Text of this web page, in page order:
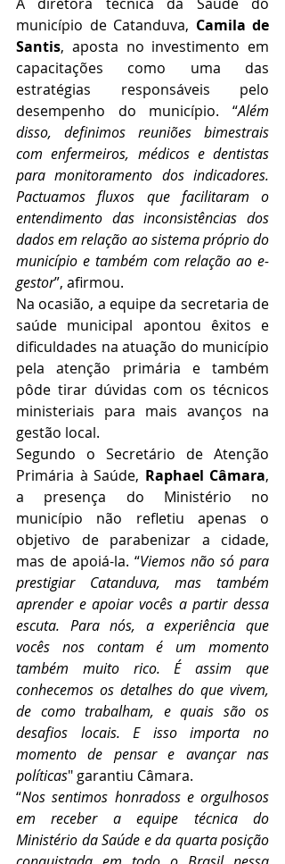
município de Catanduva, Camila de
Santis, aposta no investimento em
capacitações como uma das
estratégias responsáveis pelo
desempenho do município. “Além
disso, definimos reuniões bimestrais
com enfermeiros, médicos e dentistas
para monitoramento dos indicadores.
Pactuamos fluxos que facilitaram o
entendimento das inconsistências dos
dados em relação ao sistema próprio do
município e também com relação ao e-
gestor”, afirmou.
Na ocasião, a equipe da secretaria de
saúde municipal apontou êxitos e
dificuldades na atuação do município
pela atenção primária e também
pôde tirar dúvidas com os técnicos
ministeriais para mais avanços na
gestão local.
Segundo o Secretário de Atenção
Primária à Saúde, Raphael Câmara,
a presença do Ministério no
município não refletiu apenas o
objetivo de parabenizar a cidade,
mas de apoiá-la. “Viemos não só para
prestigiar Catanduva, mas também
aprender e apoiar vocês a partir dessa
escuta. Para nós, a experiência que
vocês nos contam é um momento
também muito rico. É assim que
conhecemos os detalhes do que vivem,
de como trabalham, e quais são os
desafios locais. E isso importa no
momento de pensar e avançar nas
políticas" garantiu Câmara.
“Nos sentimos honradoss e orgulhosos
em receber a equipe técnica do
Ministério da Saúde e da quarta posição